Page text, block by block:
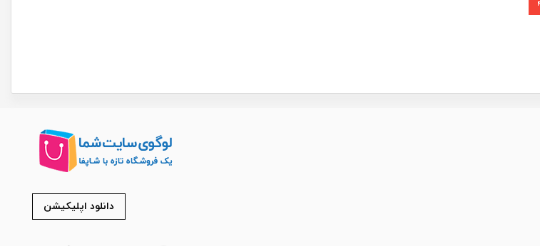
دانلود اپلیکیشن